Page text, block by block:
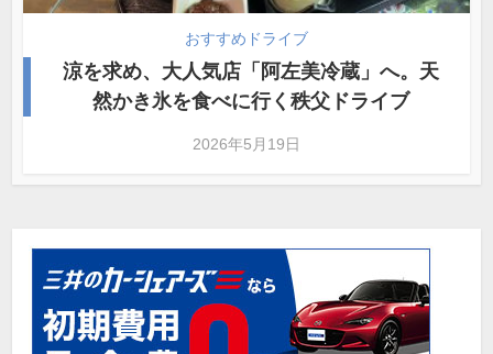
おすすめドライブ
涼を求め、大人気店「阿左美冷蔵」へ。天
然かき氷を食べに行く秩父ドライブ
2026年5月19日